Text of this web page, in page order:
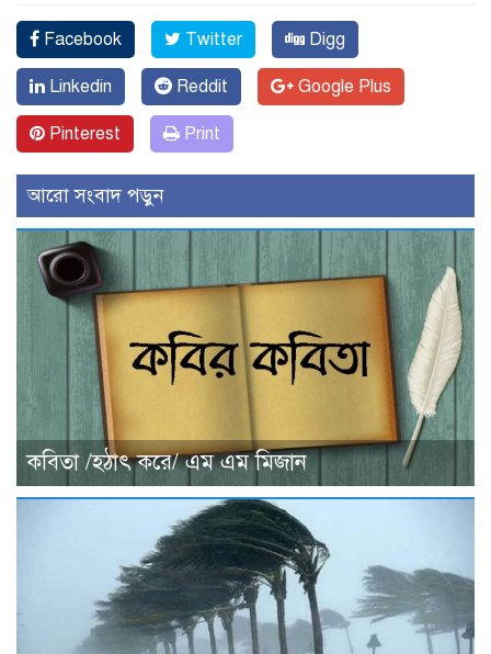
Facebook Twitter Digg
Linkedin Reddit Google Plus
Pinterest Print
আরো সংবাদ পড়ুন
কবিতা /হঠাৎ করে/ এম এম মিজান